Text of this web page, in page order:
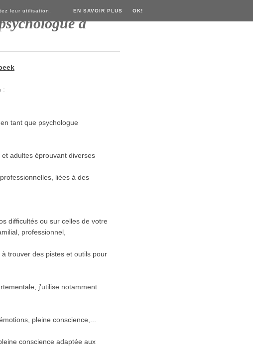
à
:
tant que psychologue
adultes éprouvant diverses
liées à des
difficultés ou sur celles de votre
professionnel,
trouver des pistes et outils pour
j’utilise notamment
pleine conscience,...
conscience adaptée aux
leur utilisation. EN SAVOIR PLUS OK!